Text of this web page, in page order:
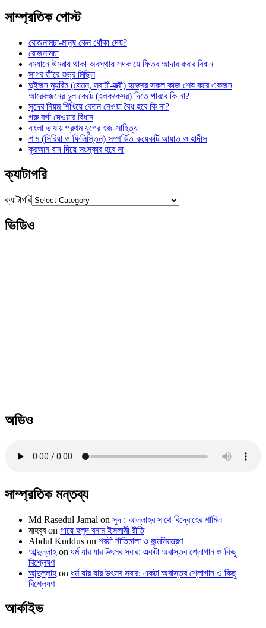
সাম্প্রতিক পোস্ট
রোজনামচা-মানুষ কেন ধোঁকা দেয়?
রোজনামচা
রমযানে উমরায় থাকা অবস্থায় সদকায়ে ফিতর আদার করার বিধান
সাগর তীরে শুভ্র মিছিল
দুইজন মুহরিম (যেমন, স্বামী-স্ত্রী) হজ্বের সকল কাজ শেষ করে একজন
আরেকজনের চুল কেটে (হলক/কসর) দিতে পারবে কি না?
সুদের নিয়ম শিখিয়ে বেতন নেওয়া বৈধ হবে কি না?
গরু বর্গা দেওয়ার বিধান
বাংলা ভাষায় প্রথম যুগের হজ-সাহিত্য
শাম (সিরিয়া ও ফিলিস্তিন) সম্পর্কিত কয়েকটি আয়াত ও হাদীস
কুরআন বাদ দিয়ে সংস্কার হবে না
ক্যাটাগরি
ক্যাটাগরি
ভিডিও
অডিও
সাম্প্রতিক মন্তব্য
Md Rasedul Jamal on সুদ : আল্লাহর সাথে বিদ্রোহের শামিল
মাহবুবon গায়ে হলুদ বনাম ইসলামী রীতি
Abdul Kuddus on শরয়ী নীতিমালা ও জন্মনিয়ন্ত্রণ
আব্দুল্লাহon ধর্ম যার যার উৎসব সবার: একটা অবাস্তব শ্লোগান ও কিছু
বিশ্লেষণ
আব্দুল্লাহon ধর্ম যার যার উৎসব সবার: একটা অবাস্তব শ্লোগান ও কিছু
বিশ্লেষণ
আর্কাইভ